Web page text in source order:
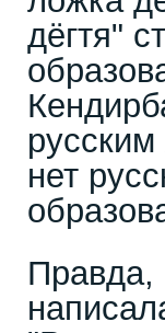
дёгтя"
нет
Правда,